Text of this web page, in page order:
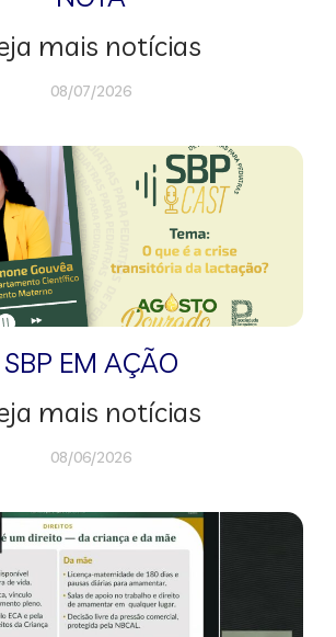
mais notícias
08/07/2026
SBP EM AÇÃO
mais notícias
08/06/2026